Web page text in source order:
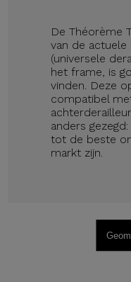
De Théorème
van de actuele
(universele
het frame, is
vinden. Deze
compatibel
anders
tot de beste
markt zijn.